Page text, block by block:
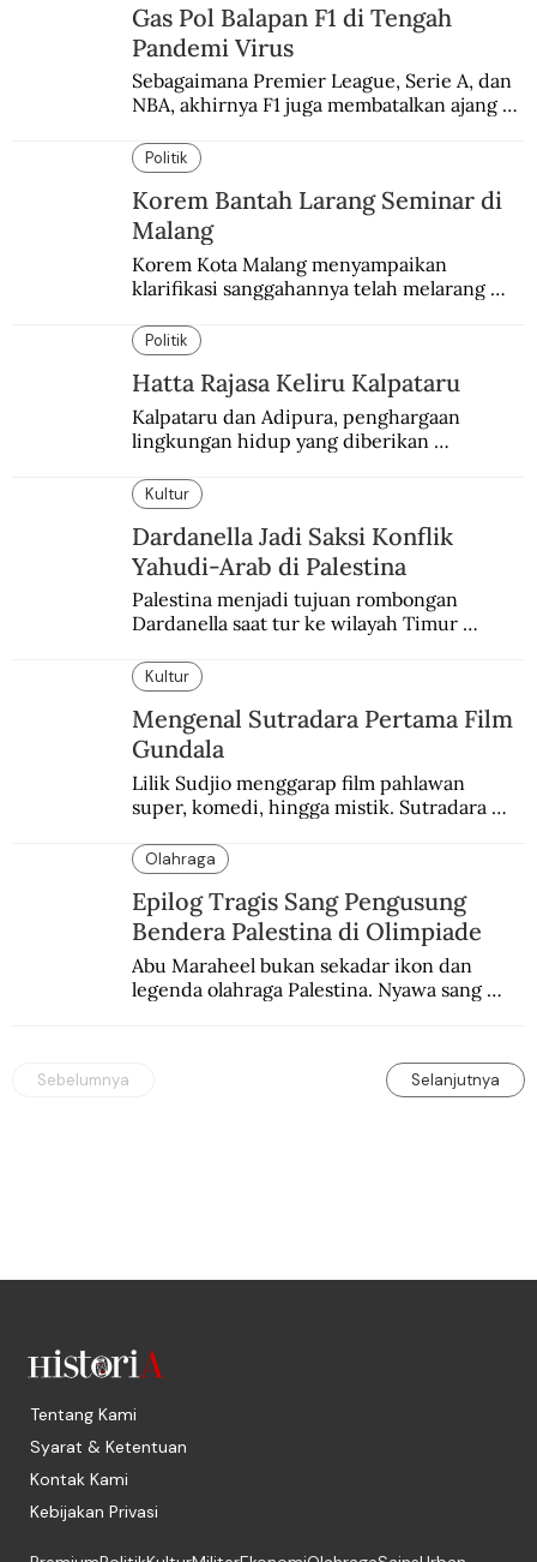
Gas Pol Balapan F1 di Tengah
Pandemi Virus
Sebagaimana Premier League, Serie A, dan
NBA, akhirnya F1 juga membatalkan ajang
enam dekade lampau.
Politik
Korem Bantah Larang Seminar di
Malang
Korem Kota Malang menyampaikan
klarifikasi sanggahannya telah melarang
Malang.
Politik
Hatta Rajasa Keliru Kalpataru
Kalpataru dan Adipura, penghargaan
lingkungan hidup yang diberikan
yang berbeda.
Kultur
Dardanella Jadi Saksi Konflik
Yahudi-Arab di Palestina
Palestina menjadi tujuan rombongan
Dardanella saat tur ke wilayah Timur
ketegangan antara orang Yahudi dan
penduduk Arab.
Kultur
Mengenal Sutradara Pertama Film
Gundala
Lilik Sudjio menggarap film pahlawan
super, komedi, hingga mistik. Sutradara
Olahraga
Epilog Tragis Sang Pengusung
Bendera Palestina di Olimpiade
Abu Maraheel bukan sekadar ikon dan
legenda olahraga Palestina. Nyawa sang
Sebelumnya Selanjutnya
Tentang Kami
Syarat & Ketentuan
Kontak Kami
Kebijakan Privasi